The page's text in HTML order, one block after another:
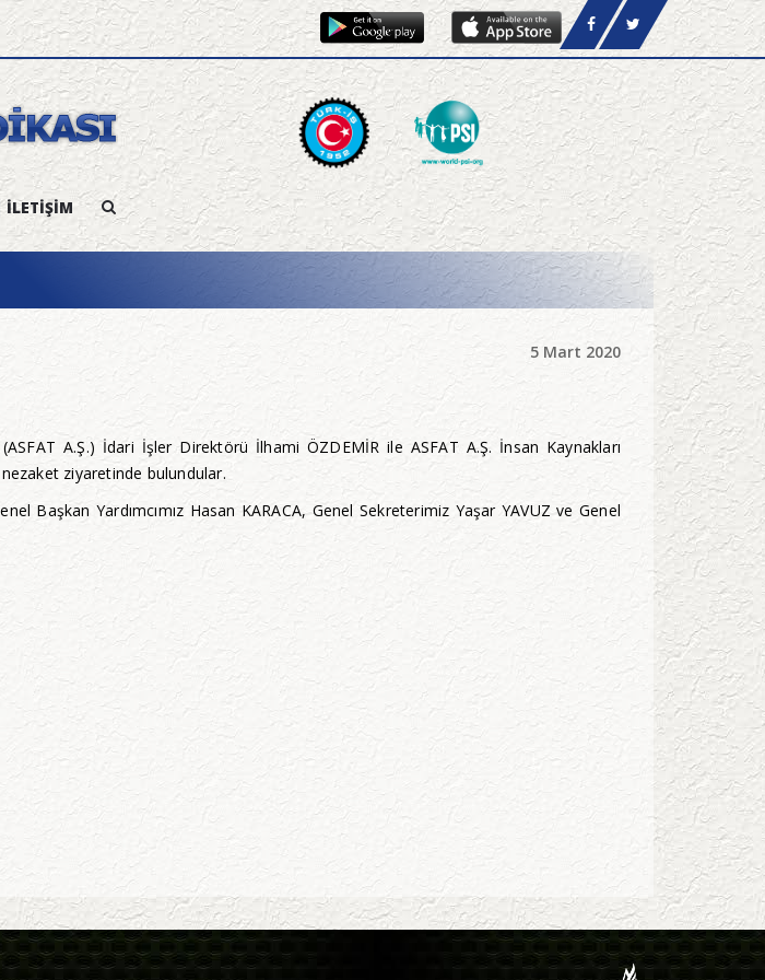
İLETİŞİM
5 Mart 2020
A.Ş.) İdari İşler Direktörü İlhami ÖZDEMİR ile ASFAT A.Ş. İnsan Kaynakları
ziyaretinde bulundular.
Başkan Yardımcımız Hasan KARACA, Genel Sekreterimiz Yaşar YAVUZ ve Genel